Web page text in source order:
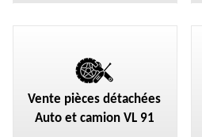
Vente pièces détachées
Auto et camion VL 91